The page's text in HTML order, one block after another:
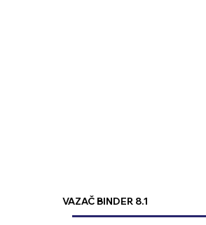
VAZAČ BINDER 8.1